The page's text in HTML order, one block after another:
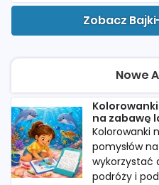
Zobacz
Nowe
na zabawę
Kolorowanki
pomysłów
wykorzystać
podróży i